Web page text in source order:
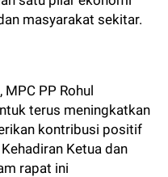
masyarakat sekitar.
PP Rohul
terus meningkatkan
kontribusi positif
Ketua dan
rapat ini